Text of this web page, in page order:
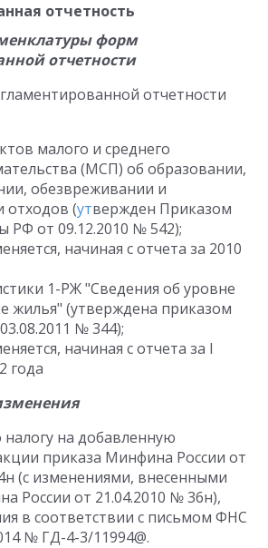
отчетность
форм
отчетности
отчетности
малого и среднего
(МСП) об образовании,
обезвреживании и
отходов (утвержден Приказом
от 09.12.2010 № 542);
начиная с отчета за 2010
1-РЖ "Сведения об уровне
жилья" (утверждена приказом
№ 344);
начиная с отчета за I
года
на добавленную
приказа Минфина России от
(с изменениями, внесенными
России от 21.04.2010 № 36н),
в соответствии с письмом ФНС
№ ГД-4-3/11994@.